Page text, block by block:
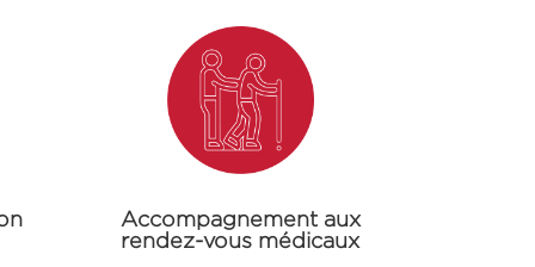
Accompagnement aux
rendez-vous médicaux